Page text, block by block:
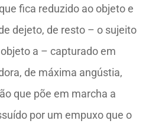
fica reduzido ao objeto e
dejeto, de resto – o sujeito
a – capturado em
de máxima angústia,
que põe em marcha a
por um empuxo que o